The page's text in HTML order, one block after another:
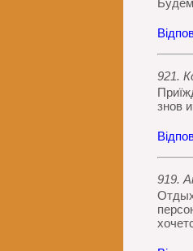
921.
знов
919.